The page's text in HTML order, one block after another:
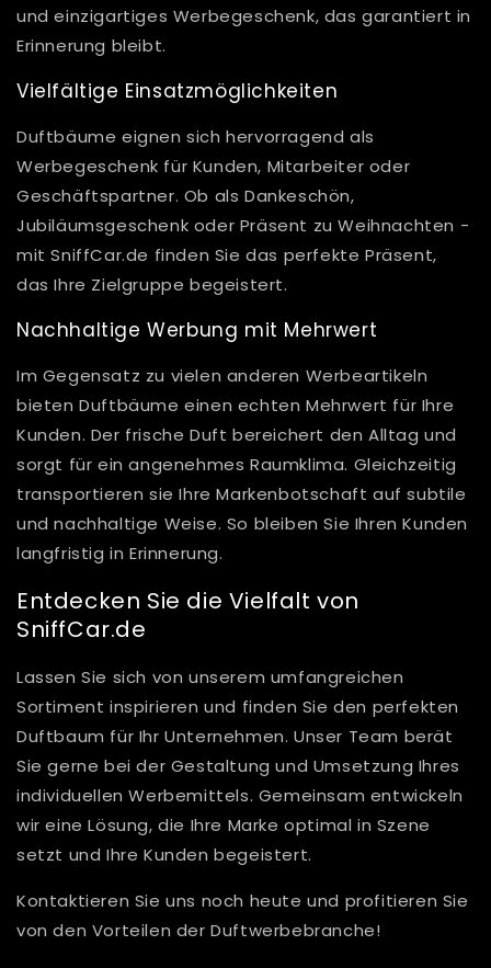
und einzigartiges Werbegeschenk, das garantiert in
Erinnerung bleibt.
Vielfältige Einsatzmöglichkeiten
Duftbäume eignen sich hervorragend als
Werbegeschenk für Kunden, Mitarbeiter oder
Geschäftspartner. Ob als Dankeschön,
Jubiläumsgeschenk oder Präsent zu Weihnachten -
mit SniffCar.de finden Sie das perfekte Präsent,
das Ihre Zielgruppe begeistert.
Nachhaltige Werbung mit Mehrwert
Im Gegensatz zu vielen anderen Werbeartikeln
bieten Duftbäume einen echten Mehrwert für Ihre
Kunden. Der frische Duft bereichert den Alltag und
sorgt für ein angenehmes Raumklima. Gleichzeitig
transportieren sie Ihre Markenbotschaft auf subtile
und nachhaltige Weise. So bleiben Sie Ihren Kunden
langfristig in Erinnerung.
Entdecken Sie die Vielfalt von
SniffCar.de
Lassen Sie sich von unserem umfangreichen
Sortiment inspirieren und finden Sie den perfekten
Duftbaum für Ihr Unternehmen. Unser Team berät
Sie gerne bei der Gestaltung und Umsetzung Ihres
individuellen Werbemittels. Gemeinsam entwickeln
wir eine Lösung, die Ihre Marke optimal in Szene
setzt und Ihre Kunden begeistert.
Kontaktieren Sie uns noch heute und profitieren Sie
von den Vorteilen der Duftwerbebranche!